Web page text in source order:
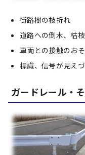
街路樹の枝折れ
道路への倒木、枯
車両との接触のお
標識、信号が見え
ガードレール・